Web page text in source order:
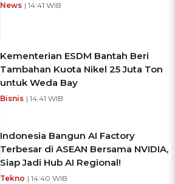
News | 14:41 WIB
Kementerian ESDM Bantah Beri
Tambahan Kuota Nikel 25 Juta Ton
untuk Weda Bay
Bisnis | 14:41 WIB
Indonesia Bangun AI Factory
Terbesar di ASEAN Bersama NVIDIA,
Siap Jadi Hub AI Regional!
Tekno | 14:40 WIB